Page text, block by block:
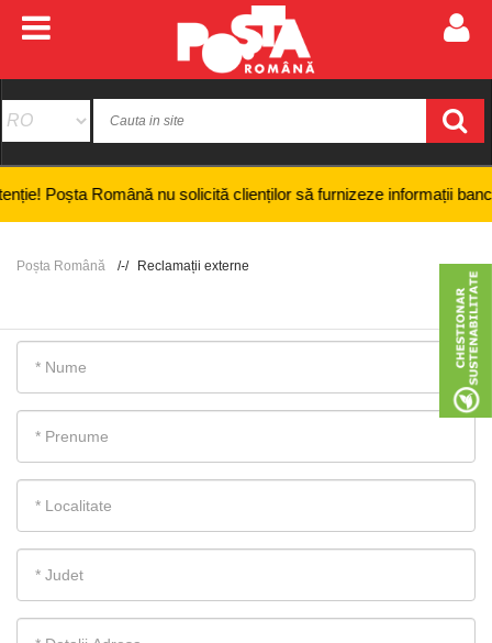
Română nu solicită clienților să furnizeze informații bancare
Poșta Română Reclamații externe